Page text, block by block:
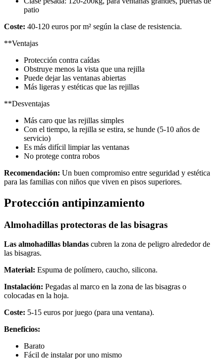
patio
Coste: 40-120 euros por m² según la clase de resistencia.
**Ventajas
Protección contra caídas
Obstruye menos la vista que una rejilla
Puede dejar las ventanas abiertas
Más ligeras y estéticas que las rejillas
**Desventajas
Más caro que las rejillas simples
Con el tiempo, la rejilla se estira, se hunde (5-10 años de
servicio)
Es más difícil limpiar las ventanas
No protege contra robos
Recomendación: Un buen compromiso entre seguridad y estética
para las familias con niños que viven en pisos superiores.
Protección antipinzamiento
Almohadillas protectoras de las bisagras
Las almohadillas blandas cubren la zona de peligro alrededor de
las bisagras.
Material: Espuma de polímero, caucho, silicona.
Instalación: Pegadas al marco en la zona de las bisagras o
colocadas en la hoja.
Coste: 5-15 euros por juego (para una ventana).
Beneficios:
Barato
Fácil de instalar por uno mismo